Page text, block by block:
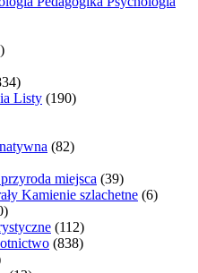
Listy (190)
(82)
miejsca (39)
Kamienie szlachetne (6)
(112)
(838)